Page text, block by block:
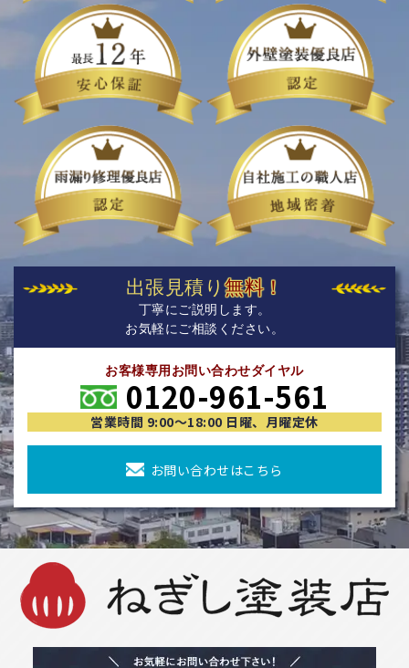
出張見積り無料！
丁寧にご説明します。
お気軽にご相談ください。
お客様専用お問い合わせダイヤル
0120-961-561
営業時間 9:00〜18:00 日曜、月曜定休
お問い合わせはこちら